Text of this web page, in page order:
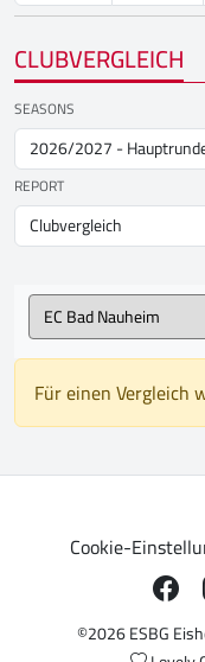
CLUBVERGLEICH
SEASONS
REPORT
Für einen Vergleich
Cookie-
©2026 ESBG